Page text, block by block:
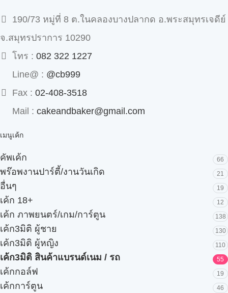
190/73 หมู่ที่ 8 ต.ในคลองบางปลากด อ.พระสมุทรเจดีย์
จ.สมุทรปราการ 10290
โทร : 082 322 1227
Line@ : @cb999
Fax : 02-408-3518
Mail : cakeandbaker@gmail.com
เมนูเค้ก
คัพเค้ก 66
พร๊อพงานปาร์ตี้/งานวันเกิด 21
อื่นๆ 19
เค้ก 18+ 12
เค้ก ภาพยนตร์/เกม/การ์ตูน 138
เค้ก3มิติ ผู้ชาย 130
เค้ก3มิติ ผู้หญิง 110
เค้ก3มิติ สินค้าแบรนด์เนม / รถ 55
เค้กกอล์ฟ 19
เค้กการ์ตูน 46